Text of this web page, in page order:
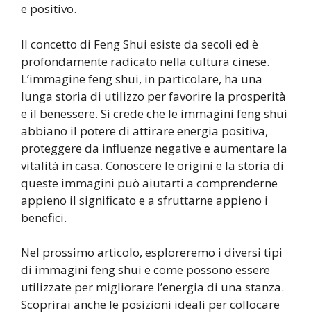
e positivo.
Il concetto di Feng Shui esiste da secoli ed è
profondamente radicato nella cultura cinese.
L’immagine feng shui, in particolare, ha una
lunga storia di utilizzo per favorire la prosperità
e il benessere. Si crede che le immagini feng shui
abbiano il potere di attirare energia positiva,
proteggere da influenze negative e aumentare la
vitalità in casa. Conoscere le origini e la storia di
queste immagini può aiutarti a comprenderne
appieno il significato e a sfruttarne appieno i
benefici.
Nel prossimo articolo, esploreremo i diversi tipi
di immagini feng shui e come possono essere
utilizzate per migliorare l’energia di una stanza.
Scoprirai anche le posizioni ideali per collocare